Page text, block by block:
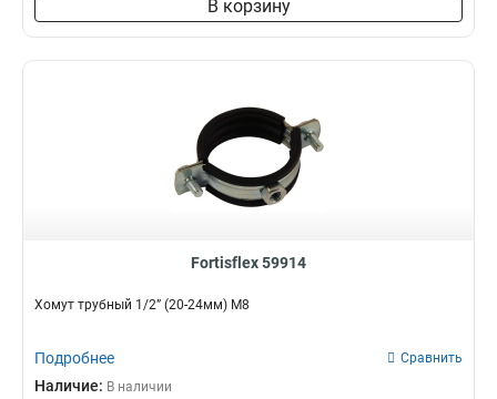
В корзину
Fortisflex 59914
Хомут трубный 1/2” (20-24мм) М8
Подробнее Сравнить
Наличие: В наличии